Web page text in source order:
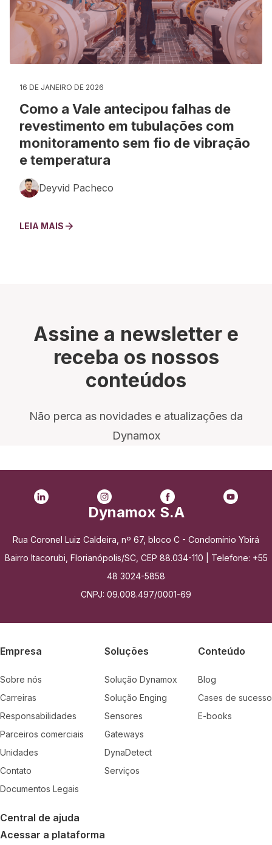
16 DE JANEIRO DE 2026
Como a Vale antecipou falhas de
revestimento em tubulações com
monitoramento sem fio de vibração
e temperatura
Deyvid Pacheco
LEIA MAIS
Assine a newsletter e
receba os nossos
conteúdos
Não perca as novidades e atualizações da
Dynamox
Dynamox S.A
Rua Coronel Luiz Caldeira, nº 67, bloco C - Condomínio Ybirá
Bairro Itacorubi, Florianópolis/SC, CEP 88.034-110 | Telefone: +55
48 3024-5858
CNPJ: 09.008.497/0001-69
Empresa
Sobre nós
Carreiras
Responsabilidades
Parceiros comerciais
Unidades
Contato
Documentos Legais
Soluções
Solução Dynamox
Solução Enging
Sensores
Gateways
DynaDetect
Serviços
Conteúdo
Blog
Cases de sucesso
E-books
Central de ajuda
Acessar a plataforma